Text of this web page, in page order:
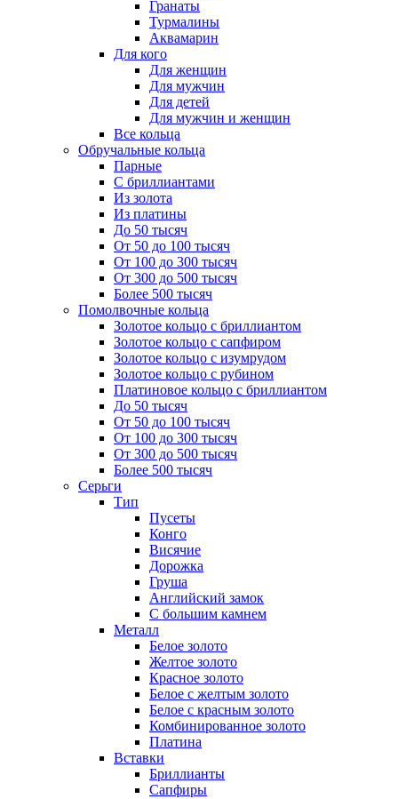
Гранаты
Турмалины
Аквамарин
Для кого
Для женщин
Для мужчин
Для детей
Для мужчин и женщин
Все кольца
Обручальные кольца
Парные
С бриллиантами
Из золота
Из платины
До 50 тысяч
От 50 до 100 тысяч
От 100 до 300 тысяч
От 300 до 500 тысяч
Более 500 тысяч
Помолвочные кольца
Золотое кольцо с бриллиантом
Золотое кольцо с сапфиром
Золотое кольцо с изумрудом
Золотое кольцо с рубином
Платиновое кольцо с бриллиантом
До 50 тысяч
От 50 до 100 тысяч
От 100 до 300 тысяч
От 300 до 500 тысяч
Более 500 тысяч
Серьги
Тип
Пусеты
Конго
Висячие
Дорожка
Груша
Английский замок
С большим камнем
Металл
Белое золото
Желтое золото
Красное золото
Белое с желтым золото
Белое с красным золото
Комбинированное золото
Платина
Вставки
Бриллианты
Сапфиры